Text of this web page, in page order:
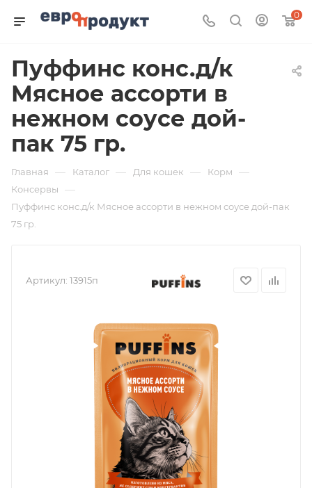
0
Пуффинс конс.д/к
Мясное ассорти в
нежном соусе дой-
пак 75 гр.
Главная — Каталог — Для кошек — Корм —
Консервы —
Пуффинс конс.д/к Мясное ассорти в нежном соусе дой-пак
75 гр.
Артикул: 13915п